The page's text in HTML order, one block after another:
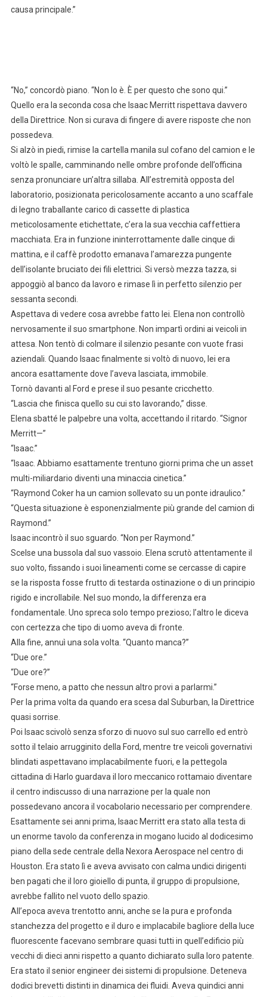
causa principale.”
“No,” concordò piano. “Non lo è. È per questo che sono qui.”
Quello era la seconda cosa che Isaac Merritt rispettava davvero
della Direttrice. Non si curava di fingere di avere risposte che non
possedeva.
Si alzò in piedi, rimise la cartella manila sul cofano del camion e le
voltò le spalle, camminando nelle ombre profonde dell’officina
senza pronunciare un’altra sillaba. All’estremità opposta del
laboratorio, posizionata pericolosamente accanto a uno scaffale
di legno traballante carico di cassette di plastica
meticolosamente etichettate, c’era la sua vecchia caffettiera
macchiata. Era in funzione ininterrottamente dalle cinque di
mattina, e il caffè prodotto emanava l’amarezza pungente
dell’isolante bruciato dei fili elettrici. Si versò mezza tazza, si
appoggiò al banco da lavoro e rimase lì in perfetto silenzio per
sessanta secondi.
Aspettava di vedere cosa avrebbe fatto lei. Elena non controllò
nervosamente il suo smartphone. Non impartì ordini ai veicoli in
attesa. Non tentò di colmare il silenzio pesante con vuote frasi
aziendali. Quando Isaac finalmente si voltò di nuovo, lei era
ancora esattamente dove l’aveva lasciata, immobile.
Tornò davanti al Ford e prese il suo pesante cricchetto.
“Lascia che finisca quello su cui sto lavorando,” disse.
Elena sbatté le palpebre una volta, accettando il ritardo. “Signor
Merritt—”
“Isaac.”
“Isaac. Abbiamo esattamente trentuno giorni prima che un asset
multi-miliardario diventi una minaccia cinetica.”
“Raymond Coker ha un camion sollevato su un ponte idraulico.”
“Questa situazione è esponenzialmente più grande del camion di
Raymond.”
Isaac incontrò il suo sguardo. “Non per Raymond.”
Scelse una bussola dal suo vassoio. Elena scrutò attentamente il
suo volto, fissando i suoi lineamenti come se cercasse di capire
se la risposta fosse frutto di testarda ostinazione o di un principio
rigido e incrollabile. Nel suo mondo, la differenza era
fondamentale. Uno spreca solo tempo prezioso; l’altro le diceva
con certezza che tipo di uomo aveva di fronte.
Alla fine, annuì una sola volta. “Quanto manca?”
“Due ore.”
“Due ore?”
“Forse meno, a patto che nessun altro provi a parlarmi.”
Per la prima volta da quando era scesa dal Suburban, la Direttrice
quasi sorrise.
Poi Isaac scivolò senza sforzo di nuovo sul suo carrello ed entrò
sotto il telaio arrugginito della Ford, mentre tre veicoli governativi
blindati aspettavano implacabilmente fuori, e la pettegola
cittadina di Harlo guardava il loro meccanico rottamaio diventare
il centro indiscusso di una narrazione per la quale non
possedevano ancora il vocabolario necessario per comprendere.
Esattamente sei anni prima, Isaac Merritt era stato alla testa di
un enorme tavolo da conferenza in mogano lucido al dodicesimo
piano della sede centrale della Nexora Aerospace nel centro di
Houston. Era stato lì e aveva avvisato con calma undici dirigenti
ben pagati che il loro gioiello di punta, il gruppo di propulsione,
avrebbe fallito nel vuoto dello spazio.
All’epoca aveva trentotto anni, anche se la pura e profonda
stanchezza del progetto e il duro e implacabile bagliore della luce
fluorescente facevano sembrare quasi tutti in quell’edificio più
vecchi di dieci anni rispetto a quanto dichiarato sulla loro patente.
Era stato il senior engineer dei sistemi di propulsione. Deteneva
dodici brevetti distinti in dinamica dei fluidi. Aveva quindici anni